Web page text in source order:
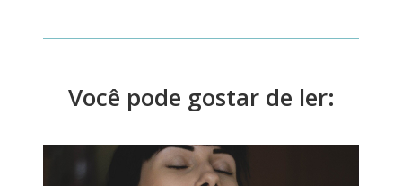
Você pode gostar de ler: